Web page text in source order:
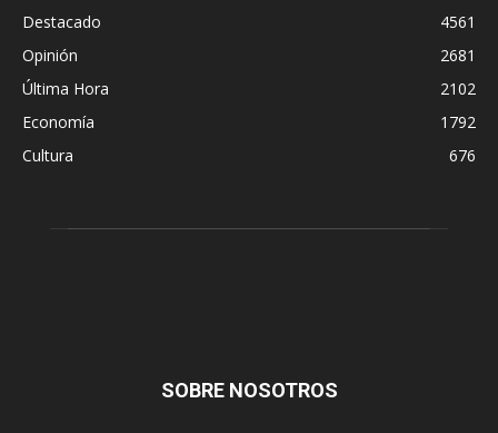
Destacado
4561
Opinión
2681
Última Hora
2102
Economía
1792
Cultura
676
SOBRE NOSOTROS